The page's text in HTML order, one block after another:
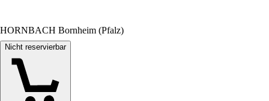
HORNBACH Bornheim (Pfalz)
Nicht reservierbar